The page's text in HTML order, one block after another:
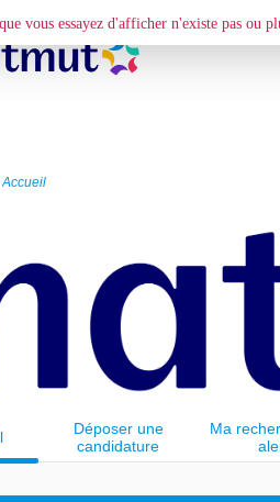
Accueil
Déposer une
candidature
spontanée
Ma
vous essayez d'afficher n'existe pas ou